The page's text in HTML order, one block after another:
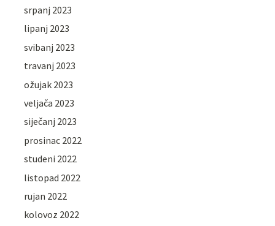
srpanj 2023
lipanj 2023
svibanj 2023
travanj 2023
ožujak 2023
veljača 2023
siječanj 2023
prosinac 2022
studeni 2022
listopad 2022
rujan 2022
kolovoz 2022